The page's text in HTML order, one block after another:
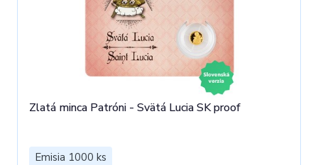
Zlatá minca Patróni - Svätá Lucia SK proof
Emisia 1000 ks